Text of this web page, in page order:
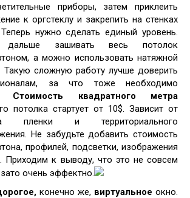
приборы, затем приклеить
к оргстеклу и закрепить на стенках
нужно сделать единый уровень.
зашивать весь потолок
а можно использовать натяжной
Такую сложную работу лучше доверить
за что тоже необходимо
Стоимость квадратного метра
потолка стартует от 10$. Зависит от
пленки и территориального
Не забудьте добавить стоимость
профилей, подсветки, изображения
Приходим к выводу, что это не совсем
очень эффектно.
конечно же, виртуальное окно.